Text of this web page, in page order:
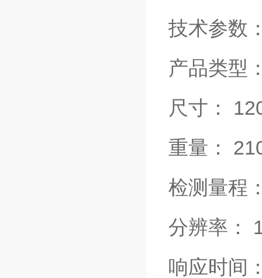
技术参数
产品类型
尺寸：
重量：
检测量程
分辨率：
响应时间